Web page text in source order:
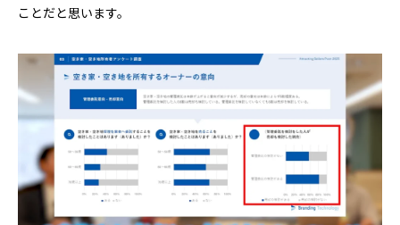
ことだと思います。